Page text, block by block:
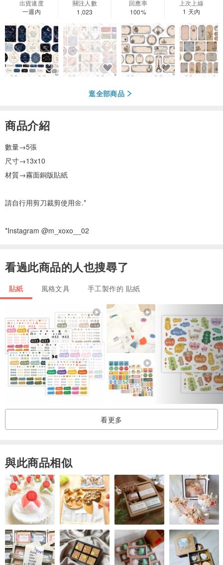
出貨速度
一週內
關注人數
1,023
回應率
100%
上次上線
1 天內
逛全部商品
商品介紹
數量→5張
尺寸→13x10
材質→霧面銅版貼紙
請自行用剪刀裁剪使用🌼.*
*Instagram @m_xoxo__02
看過此商品的人也搜尋了
貼紙 風格文具 手工製作的 貼紙
看更多
與此商品相似